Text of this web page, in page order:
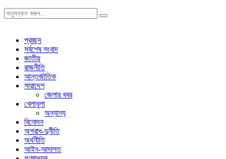
প্রচ্ছদ
সর্বশেষ সংবাদ
জাতীয়
রাজনীতি
আন্তর্জাতিক
সারাদেশ
জেলার খবর
খেলাধুলা
অন্যান্য
বিনোদন
অপরাধ-দুর্নীতি
অর্থনীতি
আইন-আদালত